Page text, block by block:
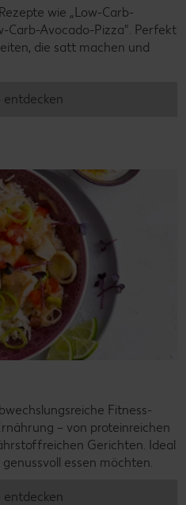
wie „Low-Carb-
Carb-Avocado-Pizza". Perfekt
die satt machen und
entdecken
Fitness-
– von proteinreichen
Gerichten. Ideal
essen möchten.
entdecken